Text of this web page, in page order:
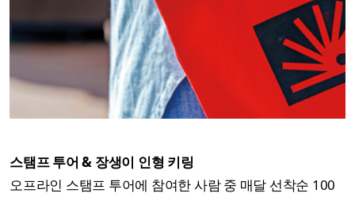
스탬프 투어 & 장생이 인형 키링
오프라인 스탬프 투어에 참여한 사람 중 매달 선착순 100